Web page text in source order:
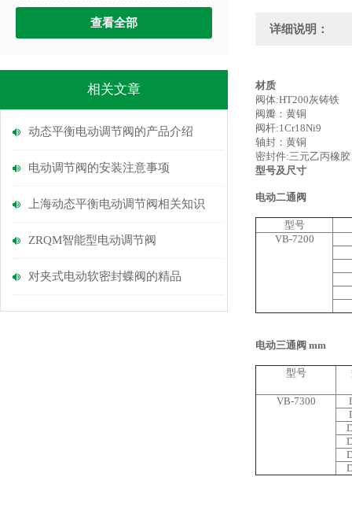
查看全部
相关文章
动态平衡电动调节阀的产品介绍
电动调节阀的安装注意事项
上海动态平衡电动调节阀相关知识
ZRQM智能型电动调节阀
对夹式电动软密封蝶阀的精品
详细说明：
材质
阀体:HT200灰铸铁
阀瓣：黄铜
阀杆:1Cr18Ni9
轴封：黄铜
密封件:三元乙丙橡胶
型号及尺寸
电动二通阀
型号
VB-7200
电动三通阀 mm
型号
VB-7300